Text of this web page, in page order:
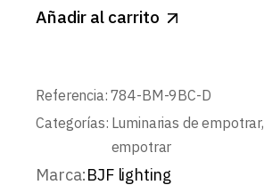
Añadir al carrito
Referencia: 784-BM-9BC-D
Categorías: Luminarias de empotrar,
empotrar
Marca:BJF lighting